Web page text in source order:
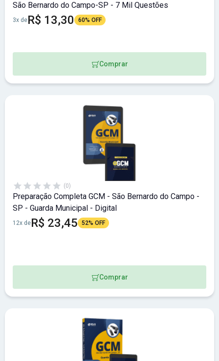
São Bernardo do Campo-SP - 7 Mil Questões
3x deR$ 13,30 60% OFF
Comprar
(0)
Preparação Completa GCM - São Bernardo do Campo -
SP - Guarda Municipal - Digital
12x deR$ 23,45 52% OFF
Comprar